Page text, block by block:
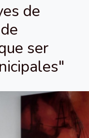
de
ser